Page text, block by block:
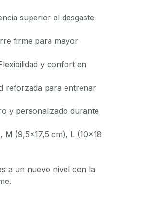
superior al desgaste
firme para mayor
y confort en
reforzada para entrenar
y personalizado durante
M (9,5x17,5 cm), L (10x18
a un nuevo nivel con la